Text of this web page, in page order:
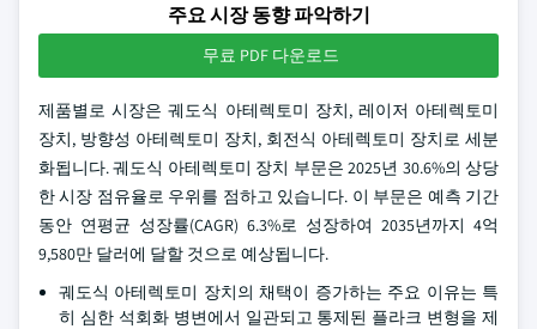
주요 시장 동향 파악하기
무료 PDF 다운로드
제품별로 시장은 궤도식 아테렉토미 장치, 레이저 아테렉토미
장치, 방향성 아테렉토미 장치, 회전식 아테렉토미 장치로 세분
화됩니다. 궤도식 아테렉토미 장치 부문은 2025년 30.6%의 상당
한 시장 점유율로 우위를 점하고 있습니다. 이 부문은 예측 기간
동안 연평균 성장률(CAGR) 6.3%로 성장하여 2035년까지 4억
9,580만 달러에 달할 것으로 예상됩니다.
궤도식 아테렉토미 장치의 채택이 증가하는 주요 이유는 특
히 심한 석회화 병변에서 일관되고 통제된 플라크 변형을 제